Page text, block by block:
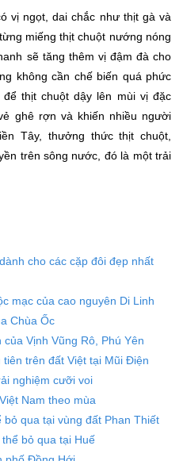
vị ngọt, dai chắc như thịt gà và
miếng thịt chuột nướng nóng
sẽ tăng thêm vị đậm đà cho
không cần chế biến quá phức
thịt chuột dậy lên mùi vị đặc
ghê rợn và khiến nhiều người
Tây, thưởng thức thịt chuột,
trên sông nước, đó là một trải
cho các cặp đôi đẹp nhất
mạc của cao nguyên Di Linh
Chùa Ốc
Vịnh Vũng Rô, Phú Yên
trên đất Việt tại Mũi Điện
nghiệm cưỡi voi
Nam theo mùa
qua tại vùng đất Phan Thiết
bỏ qua tại Huế